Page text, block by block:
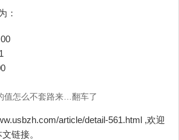
：
值怎么不套路来…翻车了
article/detail-561.html ,欢迎
链接。